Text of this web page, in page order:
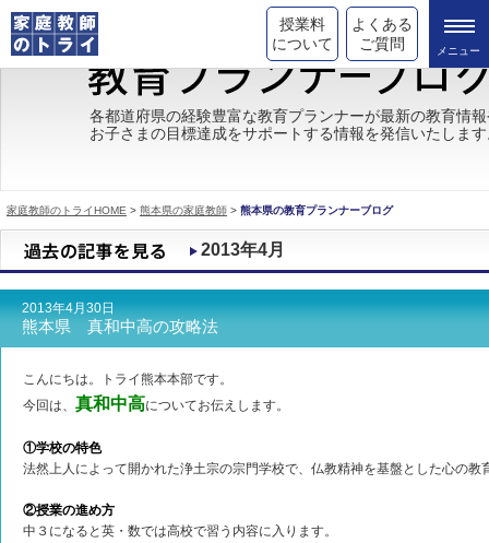
授業料
について
よくある
ご質問
トライの教育理念
成績が上がる理由
都道府県別情報
合格体験談
キャンペーン情報
各都道府県の経験豊富な教育プランナーが最新の教育情
お子さまの目標達成をサポートする情報を発信いたしま
家庭教師のトライHOME > 熊本県の家庭教師 > 熊本県の教育プランナーブログ
2013年4月
2013年4月30日
熊本県 真和中高の攻略法
こんにちは。トライ熊本本部です。
今回は、 真和中高についてお伝えします。
①学校の特色
法然上人によって開かれた浄土宗の宗門学校で、仏教精神を基盤とした心の教
②授業の進め方
中３になると英・数では高校で習う内容に入ります。